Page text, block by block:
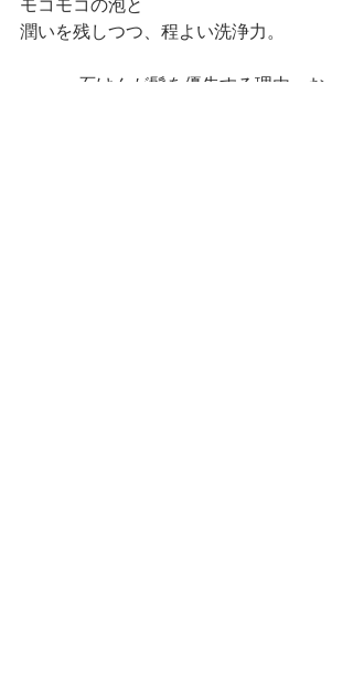
潤いを残しつつ、程よい洗浄力。
oneness石けんが髪を優先する理由、お